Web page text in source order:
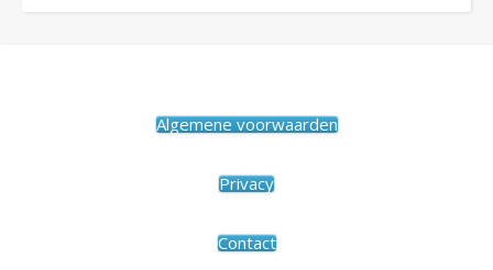
Algemene voorwaarden
Privacy
Contact